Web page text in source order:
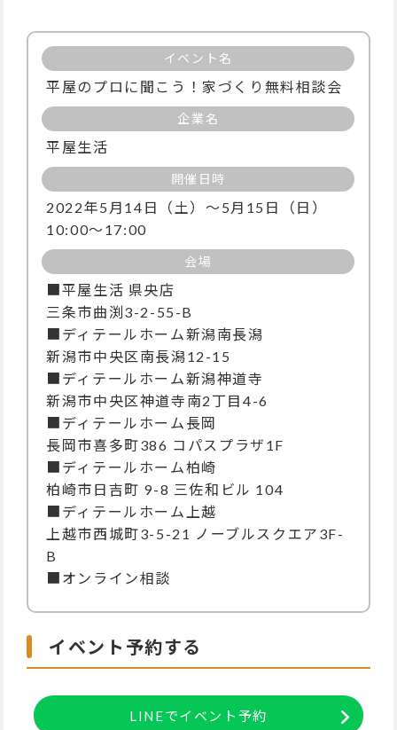
イベント名
平屋のプロに聞こう！家づくり無料相談会
企業名
平屋生活
開催日時
2022年5月14日（土）～5月15日（日）
10:00～17:00
会場
■平屋生活 県央店
三条市曲渕3-2-55-B
■ディテールホーム新潟南長潟
新潟市中央区南長潟12-15
■ディテールホーム新潟神道寺
新潟市中央区神道寺南2丁目4-6
■ディテールホーム長岡
長岡市喜多町386 コパスプラザ1F
■ディテールホーム柏崎
柏崎市日吉町 9-8 三佐和ビル 104
■ディテールホーム上越
上越市西城町3-5-21 ノーブルスクエア3F-
B
■オンライン相談
イベント予約する
LINEでイベント予約